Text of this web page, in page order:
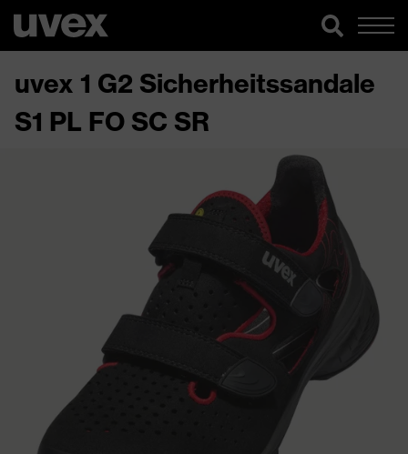
uvex 1 G2 Sicherheitssandale
S1 PL FO SC SR